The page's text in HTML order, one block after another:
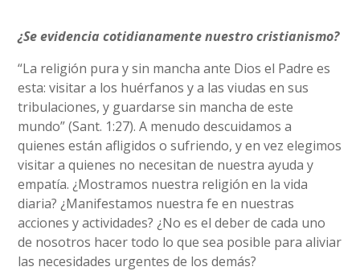
¿Se evidencia cotidianamente nuestro cristianismo?
“La religión pura y sin mancha ante Dios el Padre es
esta: visitar a los huérfanos y a las viudas en sus
tribulaciones, y guardarse sin mancha de este
mundo” (Sant. 1:27). A menudo descuidamos a
quienes están afligidos o sufriendo, y en vez elegimos
visitar a quienes no necesitan de nuestra ayuda y
empatía. ¿Mostramos nuestra religión en la vida
diaria? ¿Manifestamos nuestra fe en nuestras
acciones y actividades? ¿No es el deber de cada uno
de nosotros hacer todo lo que sea posible para aliviar
las necesidades urgentes de los demás?